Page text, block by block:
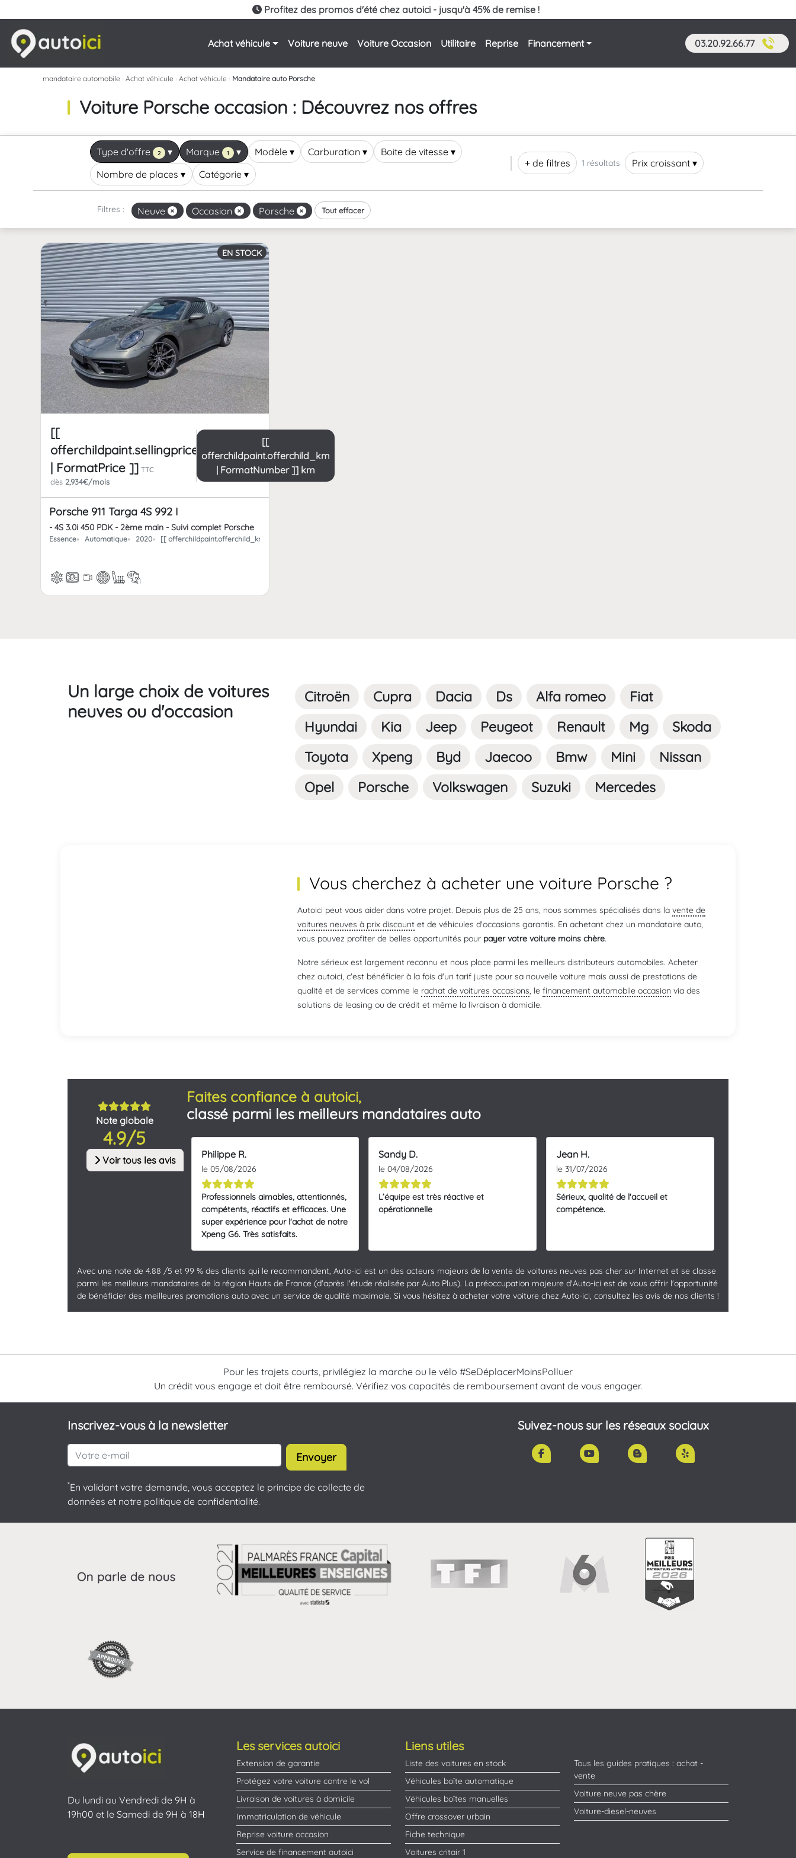
Profitez des promos d'été chez autoici - jusqu'à 45% de remise !
Achat véhicule Voiture neuve Voiture Occasion Utilitaire Reprise Financement 03.20.92.66.77
mandataire automobile › Achat véhicule › Achat véhicule › Mandataire auto Porsche
Voiture Porsche occasion : Découvrez nos offres
Type d'offre 2 ▾ Marque 1 ▾ Modèle ▾ Carburation ▾ Boite de vitesse ▾
Nombre de places▾ Catégorie▾
+ de filtres 1 résultats Prix croissant ▾
Filtres : Neuve Occasion Porsche Tout effacer
EN STOCK
[[
offerchildpaint.sellingpricepart_ttc
| FormatPrice ]] TTC
dès 2,934€/mois
[[
offerchildpaint.offerchild_km
| FormatNumber ]] km
Porsche 911 Targa 4S 992 I
- 4S 3.0i 450 PDK - 2ème main - Suivi complet Porsche
Essence Automatique 2020 [[ offerchildpaint.offerchild_km | FormatNumber ]] kms
Un large choix de voitures
neuves ou d'occasion
Citroën Cupra Dacia Ds Alfa romeo
Fiat
Hyundai
Kia Jeep Peugeot Renault Mg
Skoda
Toyota
Xpeng Byd Jaecoo Bmw Mini
Nissan
Opel
Porsche Volkswagen Suzuki Mercedes
Vous cherchez à acheter une voiture Porsche ?
Autoici peut vous aider dans votre projet. Depuis plus de 25 ans, nous sommes spécialisés dans lavente de
voitures neuves à prix discount et de véhicules d'occasions garantis. En achetant chez un mandataire auto,
vous pouvez profiter de belles opportunités pour payer votre voiture moins chère.
Notre sérieux est largement reconnu et nous place parmi les meilleurs distributeurs automobiles. Acheter
chez autoici, c'est bénéficier à la fois d'un tarif juste pour sa nouvelle voiture mais aussi de prestations de
qualité et de services comme le rachat de voitures occasions, lefinancement automobile occasion via des
solutions de leasing ou de crédit et même la livraison à domicile.
Note globale
4.9/5
Voir tous les avis
Faites confiance à autoici,
classé parmi les meilleurs mandataires auto
Philippe R.
le 05/08/2026
Professionnels aimables, attentionnés,
compétents, réactifs et efficaces. Une
super expérience pour l'achat de notre
Xpeng G6. Très satisfaits.
Sandy D.
le 04/08/2026
L’équipe est très réactive et
opérationnelle
Jean H.
le 31/07/2026
Sérieux, qualité de l'accueil et
compétence.
Avec une note de 4.88 /5 et 99 % des clients qui le recommandent, Auto-ici est un des acteurs majeurs de la vente de voitures neuves pas cher sur Internet et se classe
parmi les meilleurs mandataires de la région Hauts de France (d'après l'étude réalisée par Auto Plus). La préoccupation majeure d'Auto-ici est de vous offrir l'opportunité
de bénéficier des meilleures promotions auto avec un service de qualité maximale. Si vous hésitez à acheter votre voiture chez Auto-ici, consultez les avis de nos clients !
Pour les trajets courts, privilégiez la marche ou le vélo #SeDéplacerMoinsPolluer
Un crédit vous engage et doit être remboursé. Vérifiez vos capacités de remboursement avant de vous engager.
Inscrivez-vous à la newsletter
Envoyer
*En validant votre demande, vous acceptez le principe de collecte de
données et notre politique de confidentialité.
Suivez-nous sur les réseaux sociaux
Du lundi au Vendredi de 9H à
19h00 et le Samedi de 9H à 18H
Les services autoici
Extension de garantie
Protégez votre voiture contre le vol
Livraison de voitures à domicile
Immatriculation de véhicule
Reprise voiture occasion
Service de financement autoici
Liens utiles
Liste des voitures en stock
Véhicules boîte automatique
Véhicules boîtes manuelles
Offre crossover urbain
Fiche technique
Voitures critair 1
Tous les guides pratiques : achat -
vente
Voiture neuve pas chère
Voiture-diesel-neuves